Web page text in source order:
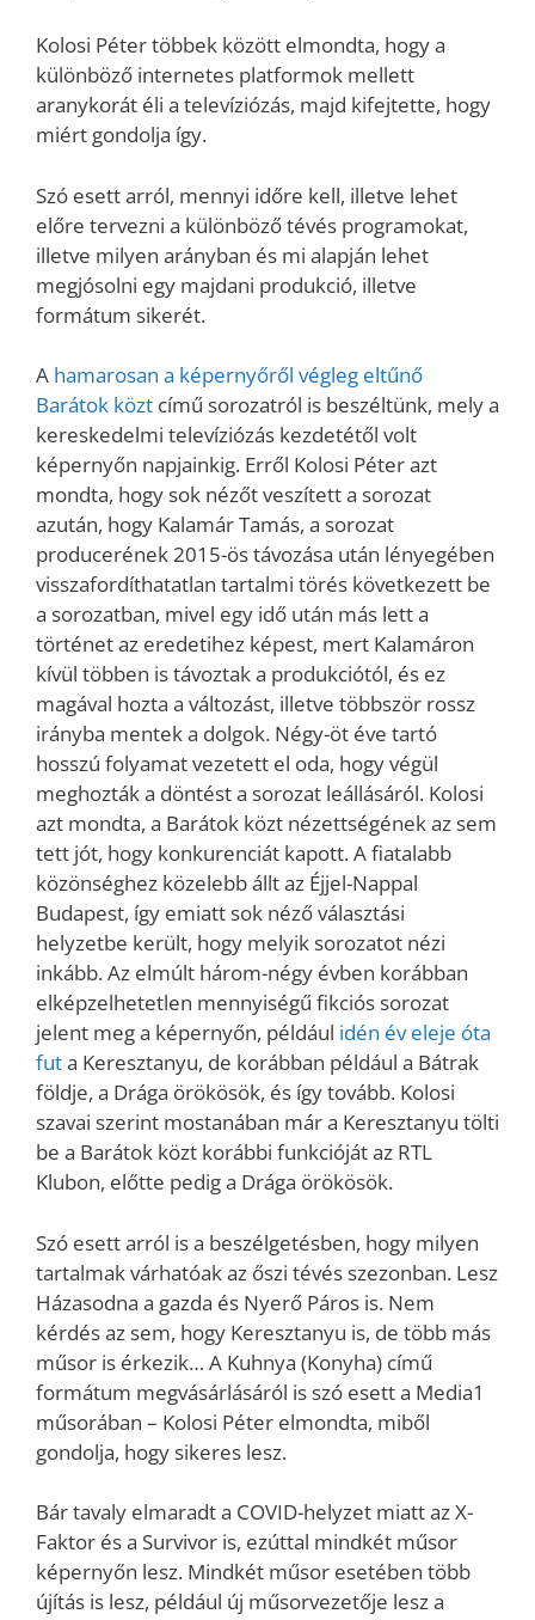
Kolosi Péter többek között elmondta, hogy a
különböző internetes platformok mellett
aranykorát éli a televíziózás, majd kifejtette, hogy
miért gondolja így.
Szó esett arról, mennyi időre kell, illetve lehet
előre tervezni a különböző tévés programokat,
illetve milyen arányban és mi alapján lehet
megjósolni egy majdani produkció, illetve
formátum sikerét.
A hamarosan a képernyőről végleg eltűnő
Barátok közt című sorozatról is beszéltünk, mely a
kereskedelmi televíziózás kezdetétől volt
képernyőn napjainkig. Erről Kolosi Péter azt
mondta, hogy sok nézőt veszített a sorozat
azután, hogy Kalamár Tamás, a sorozat
producerének 2015-ös távozása után lényegében
visszafordíthatatlan tartalmi törés következett be
a sorozatban, mivel egy idő után más lett a
történet az eredetihez képest, mert Kalamáron
kívül többen is távoztak a produkciótól, és ez
magával hozta a változást, illetve többször rossz
irányba mentek a dolgok. Négy-öt éve tartó
hosszú folyamat vezetett el oda, hogy végül
meghozták a döntést a sorozat leállásáról. Kolosi
azt mondta, a Barátok közt nézettségének az sem
tett jót, hogy konkurenciát kapott. A fiatalabb
közönséghez közelebb állt az Éjjel-Nappal
Budapest, így emiatt sok néző választási
helyzetbe került, hogy melyik sorozatot nézi
inkább. Az elmúlt három-négy évben korábban
elképzelhetetlen mennyiségű fikciós sorozat
jelent meg a képernyőn, például idén év eleje óta
futa Keresztanyu, de korábban például a Bátrak
földje, a Drága örökösök, és így tovább. Kolosi
szavai szerint mostanában már a Keresztanyu tölti
be a Barátok közt korábbi funkcióját az RTL
Klubon, előtte pedig a Drága örökösök.
Szó esett arról is a beszélgetésben, hogy milyen
tartalmak várhatóak az őszi tévés szezonban. Lesz
Házasodna a gazda és Nyerő Páros is. Nem
kérdés az sem, hogy Keresztanyu is, de több más
műsor is érkezik… A Kuhnya (Konyha) című
formátum megvásárlásáról is szó esett a Media1
műsorában – Kolosi Péter elmondta, miből
gondolja, hogy sikeres lesz.
Bár tavaly elmaradt a COVID-helyzet miatt az X-
Faktor és a Survivor is, ezúttal mindkét műsor
képernyőn lesz. Mindkét műsor esetében több
újítás is lesz, például új műsorvezetője lesz a